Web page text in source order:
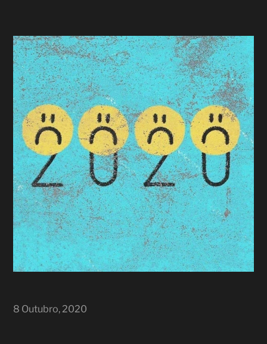
8 Outubro, 2020